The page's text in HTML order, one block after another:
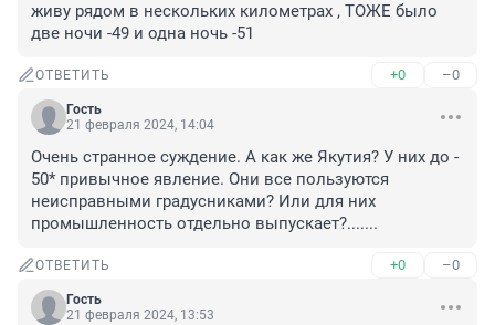
живу рядом в нескольких километрах , ТОЖЕ было
две ночи -49 и одна ночь -51
ОТВЕТИТЬ +0 –0
Гость
21 февраля 2024, 14:04
Очень странное суждение. А как же Якутия? У них до -
50* привычное явление. Они все пользуются
неисправными градусниками? Или для них
промышленность отдельно выпускает?.......
ОТВЕТИТЬ +0 –0
Гость
21 февраля 2024, 13:53